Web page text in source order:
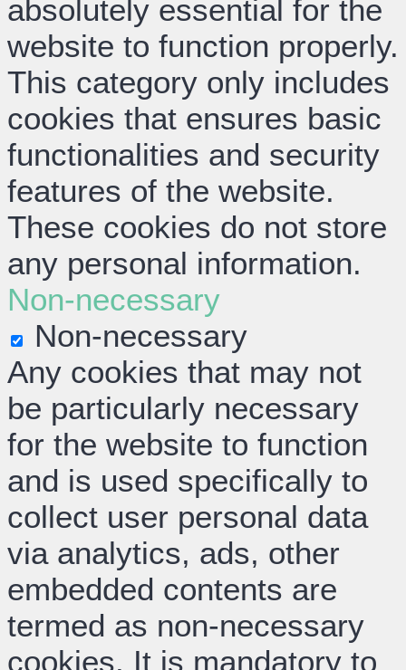
absolutely essential for the
website to function properly.
This category only includes
cookies that ensures basic
functionalities and security
features of the website.
These cookies do not store
any personal information.
Non-necessary
Non-necessary
Any cookies that may not
be particularly necessary
for the website to function
and is used specifically to
collect user personal data
via analytics, ads, other
embedded contents are
termed as non-necessary
cookies. It is mandatory to